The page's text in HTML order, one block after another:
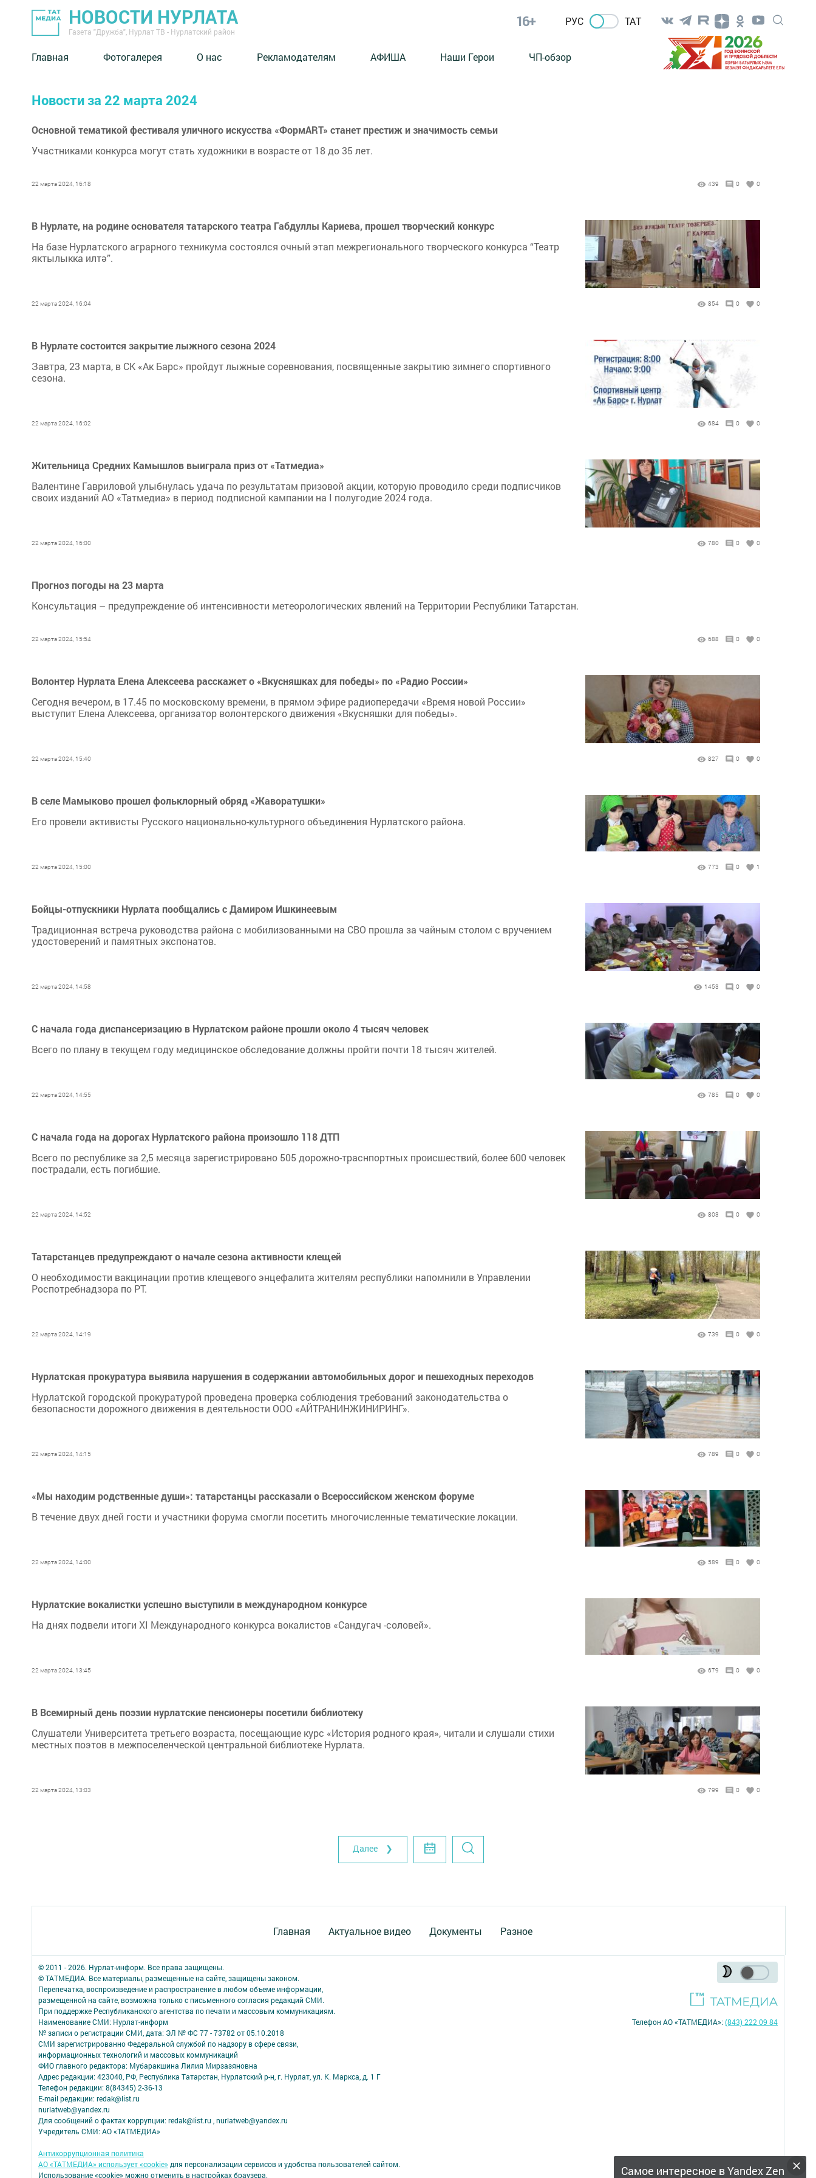
НОВОСТИ НУРЛАТА
Газета "Дружба", Нурлат ТВ - Нурлатский район
16+ РУС ТАТ
Главная Фотогалерея О нас Рекламодателям АФИША Наши Герои ЧП-обзор
Новости за 22 марта 2024
Основной тематикой фестиваля уличного искусства «ФормART» станет престиж и значимость семьи
Участниками конкурса могут стать художники в возрасте от 18 до 35 лет.
22 марта 2024, 16:18 439 0 0
В Нурлате, на родине основателя татарского театра Габдуллы Кариева, прошел творческий конкурс
На базе Нурлатского аграрного техникума состоялся очный этап межрегионального творческого конкурса “Театр
яктылыкка илтә”.
22 марта 2024, 16:04 854 0 0
В Нурлате состоится закрытие лыжного сезона 2024
Завтра, 23 марта, в СК «Ак Барс» пройдут лыжные соревнования, посвященные закрытию зимнего спортивного
сезона.
22 марта 2024, 16:02 684 0 0
Жительница Средних Камышлов выиграла приз от «Татмедиа»
Валентине Гавриловой улыбнулась удача по результатам призовой акции, которую проводило среди подписчиков
своих изданий АО «Татмедиа» в период подписной кампании на I полугодие 2024 года.
22 марта 2024, 16:00 780 0 0
Прогноз погоды на 23 марта
Консультация – предупреждение об интенсивности метеорологических явлений на Территории Республики Татарстан.
22 марта 2024, 15:54 688 0 0
Волонтер Нурлата Елена Алексеева расскажет о «Вкусняшках для победы» по «Радио России»
Сегодня вечером, в 17.45 по московскому времени, в прямом эфире радиопередачи «Время новой России»
выступит Елена Алексеева, организатор волонтерского движения «Вкусняшки для победы».
22 марта 2024, 15:40 827 0 0
В селе Мамыково прошел фольклорный обряд «Жаворатушки»
Его провели активисты Русского национально-культурного объединения Нурлатского района.
22 марта 2024, 15:00 773 0 1
Бойцы-отпускники Нурлата пообщались с Дамиром Ишкинеевым
Традиционная встреча руководства района с мобилизованными на СВО прошла за чайным столом с вручением
удостоверений и памятных экспонатов.
22 марта 2024, 14:58 1453 0 0
С начала года диспансеризацию в Нурлатском районе прошли около 4 тысяч человек
Всего по плану в текущем году медицинское обследование должны пройти почти 18 тысяч жителей.
22 марта 2024, 14:55 785 0 0
С начала года на дорогах Нурлатского района произошло 118 ДТП
Всего по республике за 2,5 месяца зарегистрировано 505 дорожно-траснпортных происшествий, более 600 человек
пострадали, есть погибшие.
22 марта 2024, 14:52 803 0 0
Татарстанцев предупреждают о начале сезона активности клещей
О необходимости вакцинации против клещевого энцефалита жителям республики напомнили в Управлении
Роспотребнадзора по РТ.
22 марта 2024, 14:19 739 0 0
Нурлатская прокуратура выявила нарушения в содержании автомобильных дорог и пешеходных переходов
Нурлатской городской прокуратурой проведена проверка соблюдения требований законодательства о
безопасности дорожного движения в деятельности ООО «АЙТРАНИНЖИНИРИНГ».
22 марта 2024, 14:15 789 0 0
«Мы находим родственные души»: татарстанцы рассказали о Всероссийском женском форуме
В течение двух дней гости и участники форума смогли посетить многочисленные тематические локации.
22 марта 2024, 14:00 589 0 0
Нурлатские вокалистки успешно выступили в международном конкурсе
На днях подвели итоги XI Международного конкурса вокалистов «Сандугач -соловей».
22 марта 2024, 13:45 679 0 0
В Всемирный день поэзии нурлатские пенсионеры посетили библиотеку
Слушатели Университета третьего возраста, посещающие курс «История родного края», читали и слушали стихи
местных поэтов в межпоселенческой центральной библиотеке Нурлата.
22 марта 2024, 13:03 799 0 0
Далее ❯
Главная Актуальное видео Документы Разное
Самое интересное в Yandex Zen
© 2011 - 2026. Нурлат-⁠информ. Все права защищены.
© ТАТМЕДИА. Все материалы, размещенные на сайте, защищены законом.
Перепечатка, воспроизведение и распространение в любом объеме информации,
размещенной на сайте, возможна только с письменного согласия редакций СМИ.
При поддержке Республиканского агентства по печати и массовым коммуникациям.
Наименование СМИ: Нурлат-⁠информ
№ записи о регистрации СМИ, дата: ЭЛ № ФС 77 -⁠ 73782 от 05.10.2018
СМИ зарегистрированно Федеральной службой по надзору в сфере связи,
информационных технологий и массовых коммуникаций
ФИО главного редактора: Мубаракшина Лилия Мирзазяновна
Адрес редакции: 423040, РФ, Республика Татарстан, Нурлатский р-н, г. Нурлат, ул. К. Маркса, д. 1 Г
Телефон редакции: 8(84345) 2-36-13
E-mail редакции: redak@list.ru
nurlatweb@yandex.ru
Для сообщений о фактах коррупции: redak@list.ru , nurlatweb@yandex.ru
Учредитель СМИ: АО «ТАТМЕДИА»
Антикоррупционная политика
АО «ТАТМЕДИА» использует «cookie» для персонализации сервисов и удобства пользователей сайтом.
Использование «cookie» можно отменить в настройках браузера.
Телефон АО «ТАТМЕДИА»:(843) 222 09 84
16+